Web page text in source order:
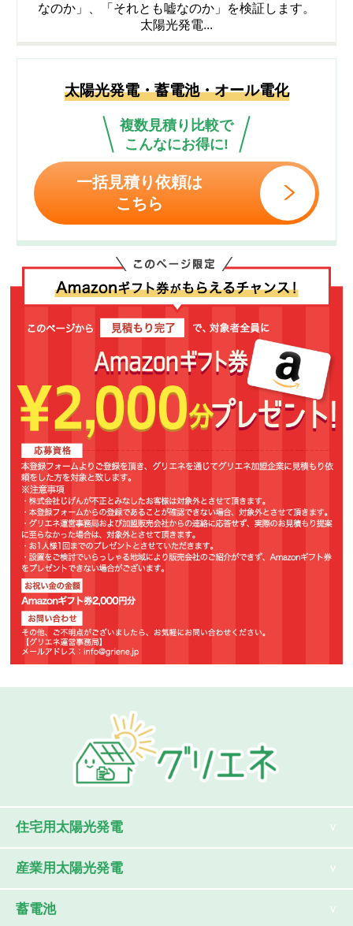
なのか」、「それとも嘘なのか」を検証します。
太陽光発電...
太陽光発電・蓄電池・オール電化
複数見積り比較で
こんなにお得に!
一括見積り依頼は
こちら
住宅用太陽光発電
産業用太陽光発電
蓄電池